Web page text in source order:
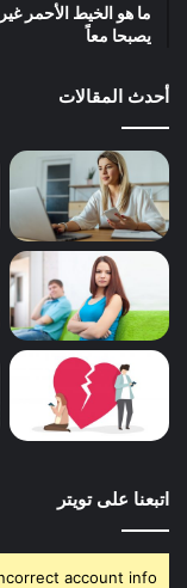
ما هو الخيط الأحمر
يصبحا معاً
أحدث المقالات
اتبعنا على تويتر
account info.